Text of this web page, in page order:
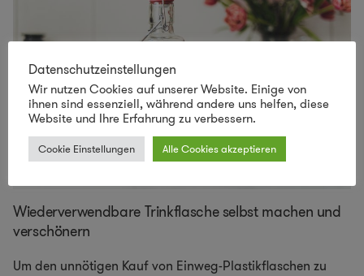
Wiederverwendbare Trinkflasche selbst machen und
verschönern
Um den unnötigen Kauf von Einweg-Plastikflaschen zu
Datenschutzeinstellungen
Wir nutzen Cookies auf unserer Website. Einige von
ihnen sind essenziell, während andere uns helfen, diese
Website und Ihre Erfahrung zu verbessern.
Cookie Einstellungen Alle Cookies akzeptieren